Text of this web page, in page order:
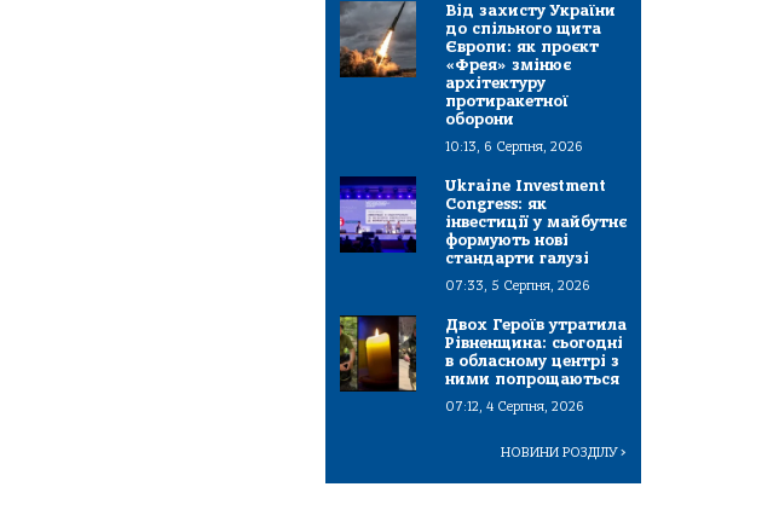
Від захисту України
до спільного щита
Європи: як проєкт
«Фрея» змінює
архітектуру
протиракетної
оборони
10:13, 6 Серпня, 2026
Ukraine Investment
Congress: як
інвестиції у майбутнє
формують нові
стандарти галузі
07:33, 5 Серпня, 2026
Двох Героїв утратила
Рівненщина: сьогодні
в обласному центрі з
ними попрощаються
07:12, 4 Серпня, 2026
НОВИНИ РОЗДІЛУ>